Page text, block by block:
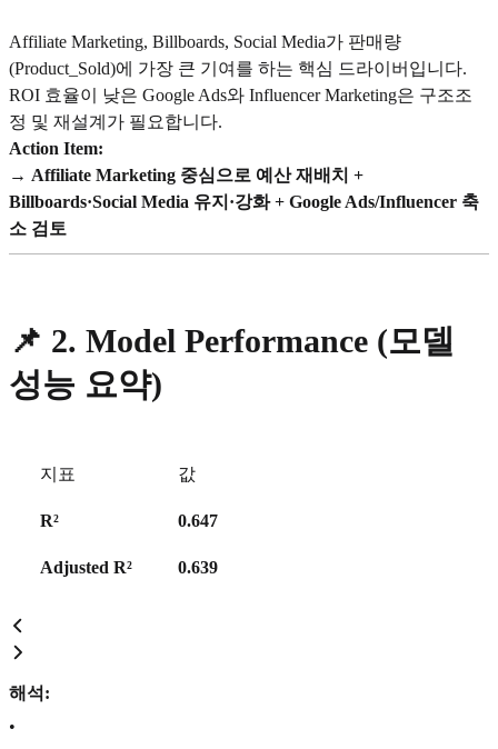
Affiliate Marketing, Billboards, Social Media가 판매량
(Product_Sold)에 가장 큰 기여를 하는 핵심 드라이버입니다.
ROI 효율이 낮은 Google Ads와 Influencer Marketing은 구조조
정 및 재설계가 필요합니다.
Action Item:
→ Affiliate Marketing 중심으로 예산 재배치 +
Billboards·Social Media 유지·강화 + Google Ads/Influencer 축
소 검토
📌 2. Model Performance (모델
성능 요약)
지표 값
R² 0.647
Adjusted R² 0.639
해석:
•